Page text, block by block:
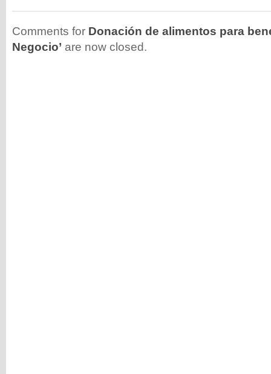
Comments for Donación de alimentos para
Negocio’ are now closed.